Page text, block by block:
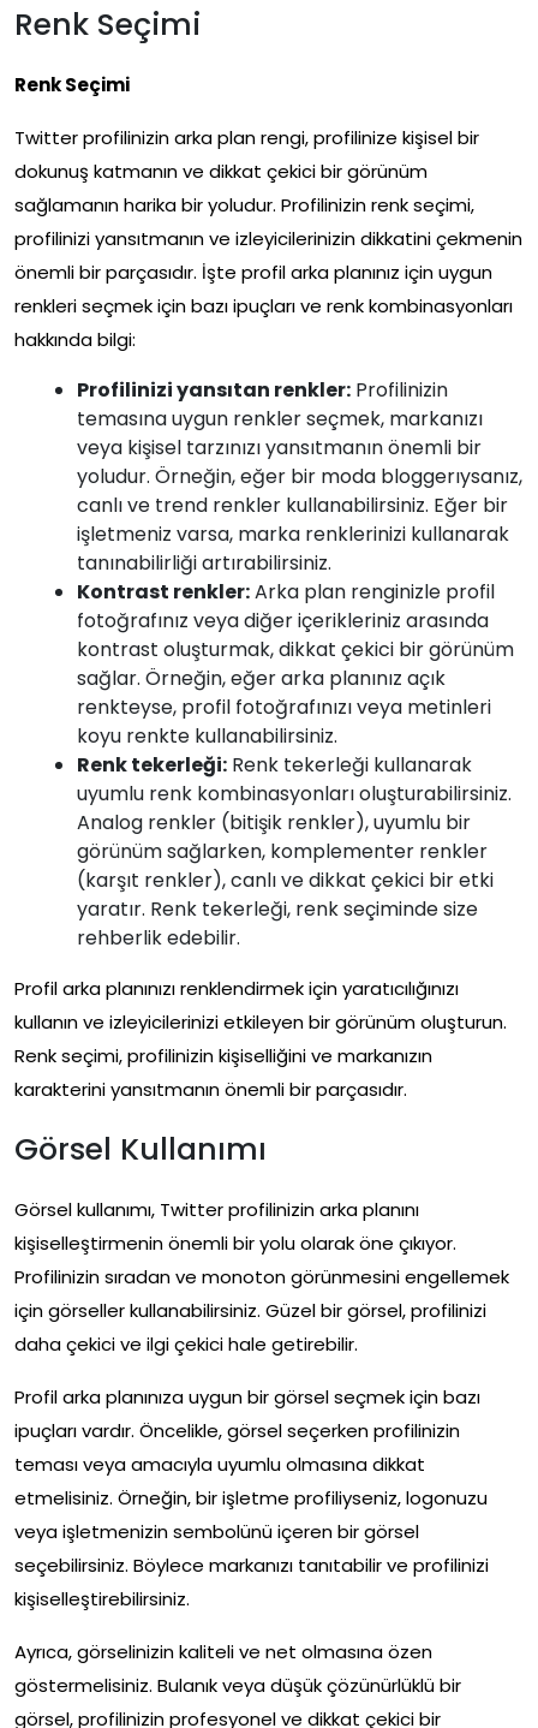
Renk Seçimi
Renk Seçimi
Twitter profilinizin arka plan rengi, profilinize kişisel bir
dokunuş katmanın ve dikkat çekici bir görünüm
sağlamanın harika bir yoludur. Profilinizin renk seçimi,
profilinizi yansıtmanın ve izleyicilerinizin dikkatini çekmenin
önemli bir parçasıdır. İşte profil arka planınız için uygun
renkleri seçmek için bazı ipuçları ve renk kombinasyonları
hakkında bilgi:
Profilinizi yansıtan renkler: Profilinizin
temasına uygun renkler seçmek, markanızı
veya kişisel tarzınızı yansıtmanın önemli bir
yoludur. Örneğin, eğer bir moda bloggerıysanız,
canlı ve trend renkler kullanabilirsiniz. Eğer bir
işletmeniz varsa, marka renklerinizi kullanarak
tanınabilirliği artırabilirsiniz.
Kontrast renkler:Arka plan renginizle profil
fotoğrafınız veya diğer içerikleriniz arasında
kontrast oluşturmak, dikkat çekici bir görünüm
sağlar. Örneğin, eğer arka planınız açık
renkteyse, profil fotoğrafınızı veya metinleri
koyu renkte kullanabilirsiniz.
Renk tekerleği: Renk tekerleği kullanarak
uyumlu renk kombinasyonları oluşturabilirsiniz.
Analog renkler (bitişik renkler), uyumlu bir
görünüm sağlarken, komplementer renkler
(karşıt renkler), canlı ve dikkat çekici bir etki
yaratır. Renk tekerleği, renk seçiminde size
rehberlik edebilir.
Profil arka planınızı renklendirmek için yaratıcılığınızı
kullanın ve izleyicilerinizi etkileyen bir görünüm oluşturun.
Renk seçimi, profilinizin kişiselliğini ve markanızın
karakterini yansıtmanın önemli bir parçasıdır.
Görsel Kullanımı
Görsel kullanımı, Twitter profilinizin arka planını
kişiselleştirmenin önemli bir yolu olarak öne çıkıyor.
Profilinizin sıradan ve monoton görünmesini engellemek
için görseller kullanabilirsiniz. Güzel bir görsel, profilinizi
daha çekici ve ilgi çekici hale getirebilir.
Profil arka planınıza uygun bir görsel seçmek için bazı
ipuçları vardır. Öncelikle, görsel seçerken profilinizin
teması veya amacıyla uyumlu olmasına dikkat
etmelisiniz. Örneğin, bir işletme profiliyseniz, logonuzu
veya işletmenizin sembolünü içeren bir görsel
seçebilirsiniz. Böylece markanızı tanıtabilir ve profilinizi
kişiselleştirebilirsiniz.
Ayrıca, görselinizin kaliteli ve net olmasına özen
göstermelisiniz. Bulanık veya düşük çözünürlüklü bir
görsel, profilinizin profesyonel ve dikkat çekici bir